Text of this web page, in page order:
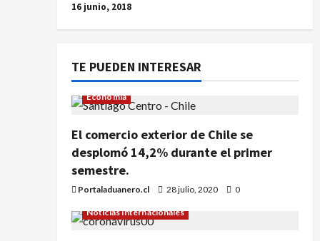
16 junio, 2018
TE PUEDEN INTERESAR
Economía
El comercio exterior de Chile se
desplomó 14,2% durante el primer
semestre.
Portaladuanero.cl 28 julio, 2020 0
Noticias Internacionales